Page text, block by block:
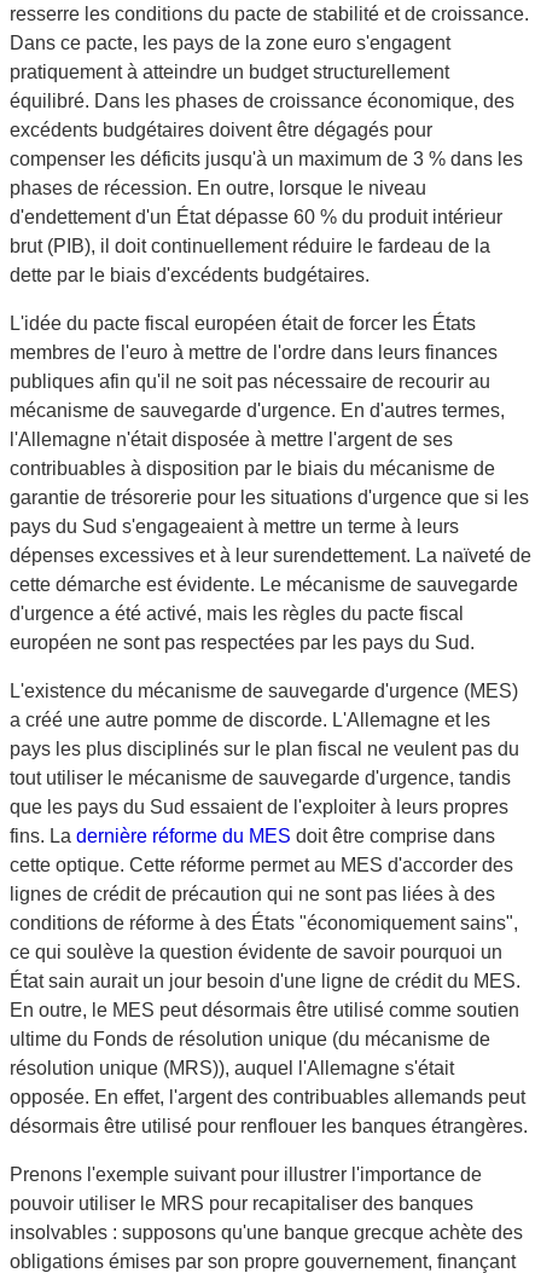
resserre les conditions du pacte de stabilité et de croissance.
Dans ce pacte, les pays de la zone euro s'engagent
pratiquement à atteindre un budget structurellement
équilibré. Dans les phases de croissance économique, des
excédents budgétaires doivent être dégagés pour
compenser les déficits jusqu'à un maximum de 3 % dans les
phases de récession. En outre, lorsque le niveau
d'endettement d'un État dépasse 60 % du produit intérieur
brut (PIB), il doit continuellement réduire le fardeau de la
dette par le biais d'excédents budgétaires.
L'idée du pacte fiscal européen était de forcer les États
membres de l'euro à mettre de l'ordre dans leurs finances
publiques afin qu'il ne soit pas nécessaire de recourir au
mécanisme de sauvegarde d'urgence. En d'autres termes,
l'Allemagne n'était disposée à mettre l'argent de ses
contribuables à disposition par le biais du mécanisme de
garantie de trésorerie pour les situations d'urgence que si les
pays du Sud s'engageaient à mettre un terme à leurs
dépenses excessives et à leur surendettement. La naïveté de
cette démarche est évidente. Le mécanisme de sauvegarde
d'urgence a été activé, mais les règles du pacte fiscal
européen ne sont pas respectées par les pays du Sud.
L'existence du mécanisme de sauvegarde d'urgence (MES)
a créé une autre pomme de discorde. L'Allemagne et les
pays les plus disciplinés sur le plan fiscal ne veulent pas du
tout utiliser le mécanisme de sauvegarde d'urgence, tandis
que les pays du Sud essaient de l'exploiter à leurs propres
fins. La dernière réforme du MES doit être comprise dans
cette optique. Cette réforme permet au MES d'accorder des
lignes de crédit de précaution qui ne sont pas liées à des
conditions de réforme à des États "économiquement sains",
ce qui soulève la question évidente de savoir pourquoi un
État sain aurait un jour besoin d'une ligne de crédit du MES.
En outre, le MES peut désormais être utilisé comme soutien
ultime du Fonds de résolution unique (du mécanisme de
résolution unique (MRS)), auquel l'Allemagne s'était
opposée. En effet, l'argent des contribuables allemands peut
désormais être utilisé pour renflouer les banques étrangères.
Prenons l'exemple suivant pour illustrer l'importance de
pouvoir utiliser le MRS pour recapitaliser des banques
insolvables : supposons qu'une banque grecque achète des
obligations émises par son propre gouvernement, finançant